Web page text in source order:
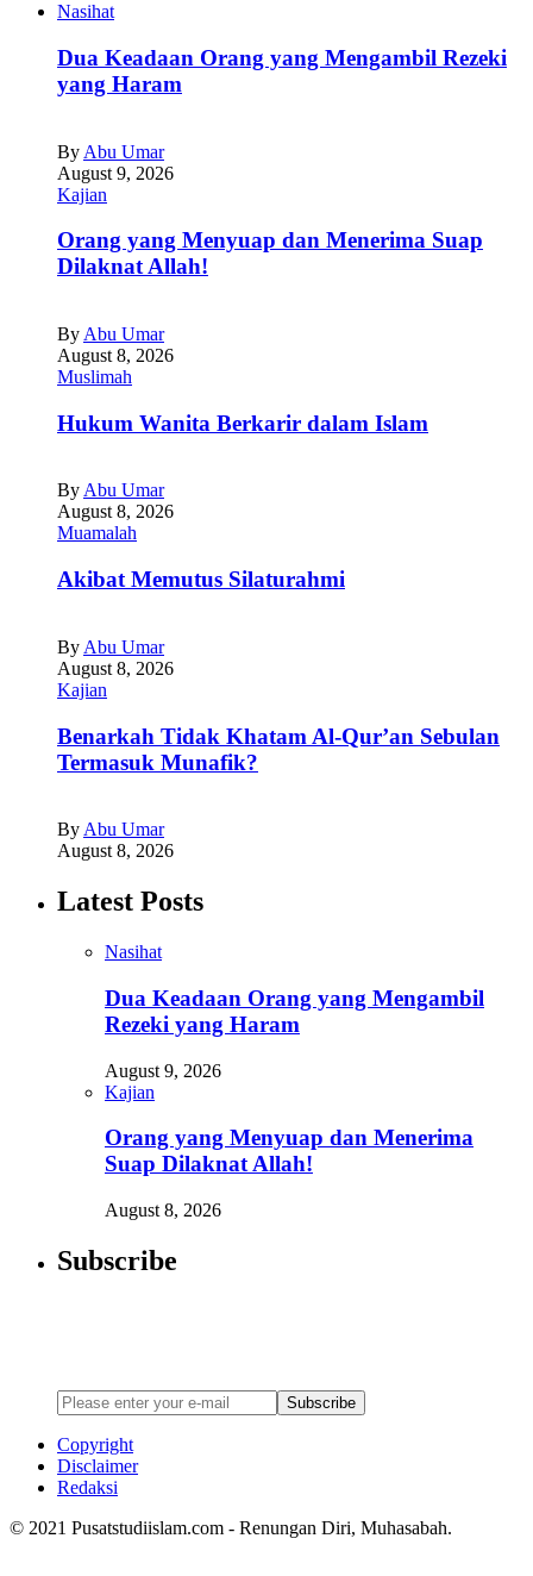
Nasihat
Dua Keadaan Orang yang Mengambil Rezeki
yang Haram
By Abu Umar
August 9, 2026
Kajian
Orang yang Menyuap dan Menerima Suap
Dilaknat Allah!
By Abu Umar
August 8, 2026
Muslimah
Hukum Wanita Berkarir dalam Islam
ByAbu Umar
August 8, 2026
Muamalah
Akibat Memutus Silaturahmi
By Abu Umar
August 8, 2026
Kajian
Benarkah Tidak Khatam Al-Qur’an Sebulan
Termasuk Munafik?
By Abu Umar
August 8, 2026
Latest Posts
Nasihat
Dua Keadaan Orang yang Mengambil
Rezeki yang Haram
August 9, 2026
Kajian
Orang yang Menyuap dan Menerima
Suap Dilaknat Allah!
August 8, 2026
Subscribe
Subscribe
Copyright
Disclaimer
Redaksi
© 2021 Pusatstudiislam.com - Renungan Diri, Muhasabah.